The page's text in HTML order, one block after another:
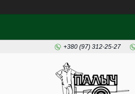
+380 (97) 312-25-27